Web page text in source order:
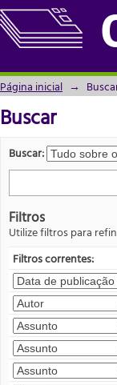
Buscar
Página inicial →
Buscar
Buscar:
Filtros
Utilize filtros para
Filtros correntes: